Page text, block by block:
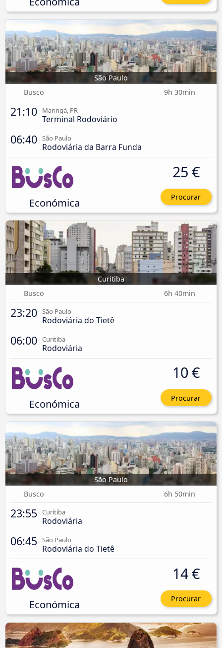
São Paulo
Busco
9h 30min
21:10 Maringá, PR
Terminal Rodoviário
06:40 São Paulo
Rodoviária da Barra Funda
Económica
25 €
Procurar
Curitiba
Busco
6h 40min
23:20 São Paulo
Rodoviária do Tietê
06:00 Curitiba
Rodoviária
Económica
10 €
Procurar
São Paulo
Busco
6h 50min
23:55 Curitiba
Rodoviária
06:45 São Paulo
Rodoviária do Tietê
Económica
14 €
Procurar